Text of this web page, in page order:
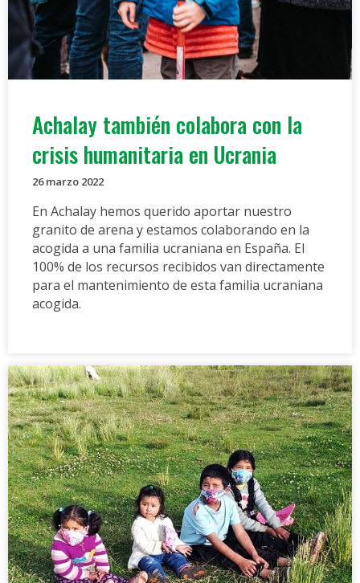
Achalay también colabora con la
crisis humanitaria en Ucrania
26 marzo 2022
En Achalay hemos querido aportar nuestro
granito de arena y estamos colaborando en la
acogida a una familia ucraniana en España. El
100% de los recursos recibidos van directamente
para el mantenimiento de esta familia ucraniana
acogida.